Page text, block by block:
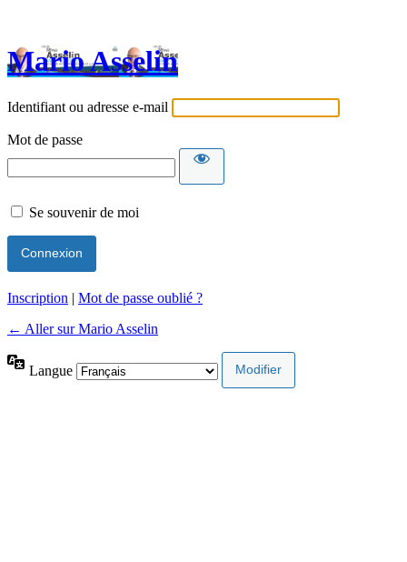
Mario Asselin
Identifiant ou adresse e-mail
Mot de passe
Se souvenir de moi
Inscription | Mot de passe oublié ?
← Aller sur Mario Asselin
Langue